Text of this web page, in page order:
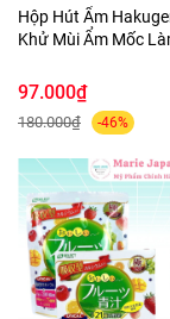
Hộp Hút Ẩm
Khử Mùi Ẩm Mốc
Hộpx450ml
97.000₫
180.000₫ -46%